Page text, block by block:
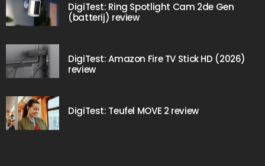
DigiTest: Ring Spotlight Cam 2de Gen
(batterij) review
DigiTest: Amazon Fire TV Stick HD (2026)
review
DigiTest: Teufel MOVE 2 review